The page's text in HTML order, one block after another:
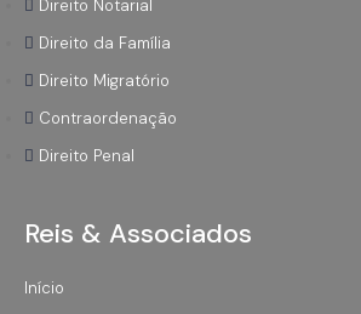
Direito Notarial
Direito da Família
Direito Migratório
Contraordenação
Direito Penal
Reis & Associados
Início